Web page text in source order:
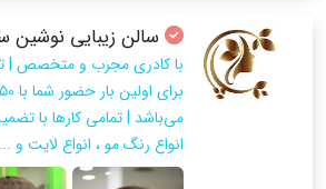
سالن زیبایی نوشین
با کادری مجرب و متخصص |
می‌باشد | تمامی کارها با
انواع رنگ مو ، انواع لایت و ...